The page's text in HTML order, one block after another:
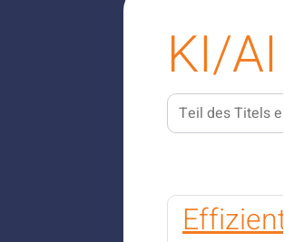
KI/AI
Teil des Titels